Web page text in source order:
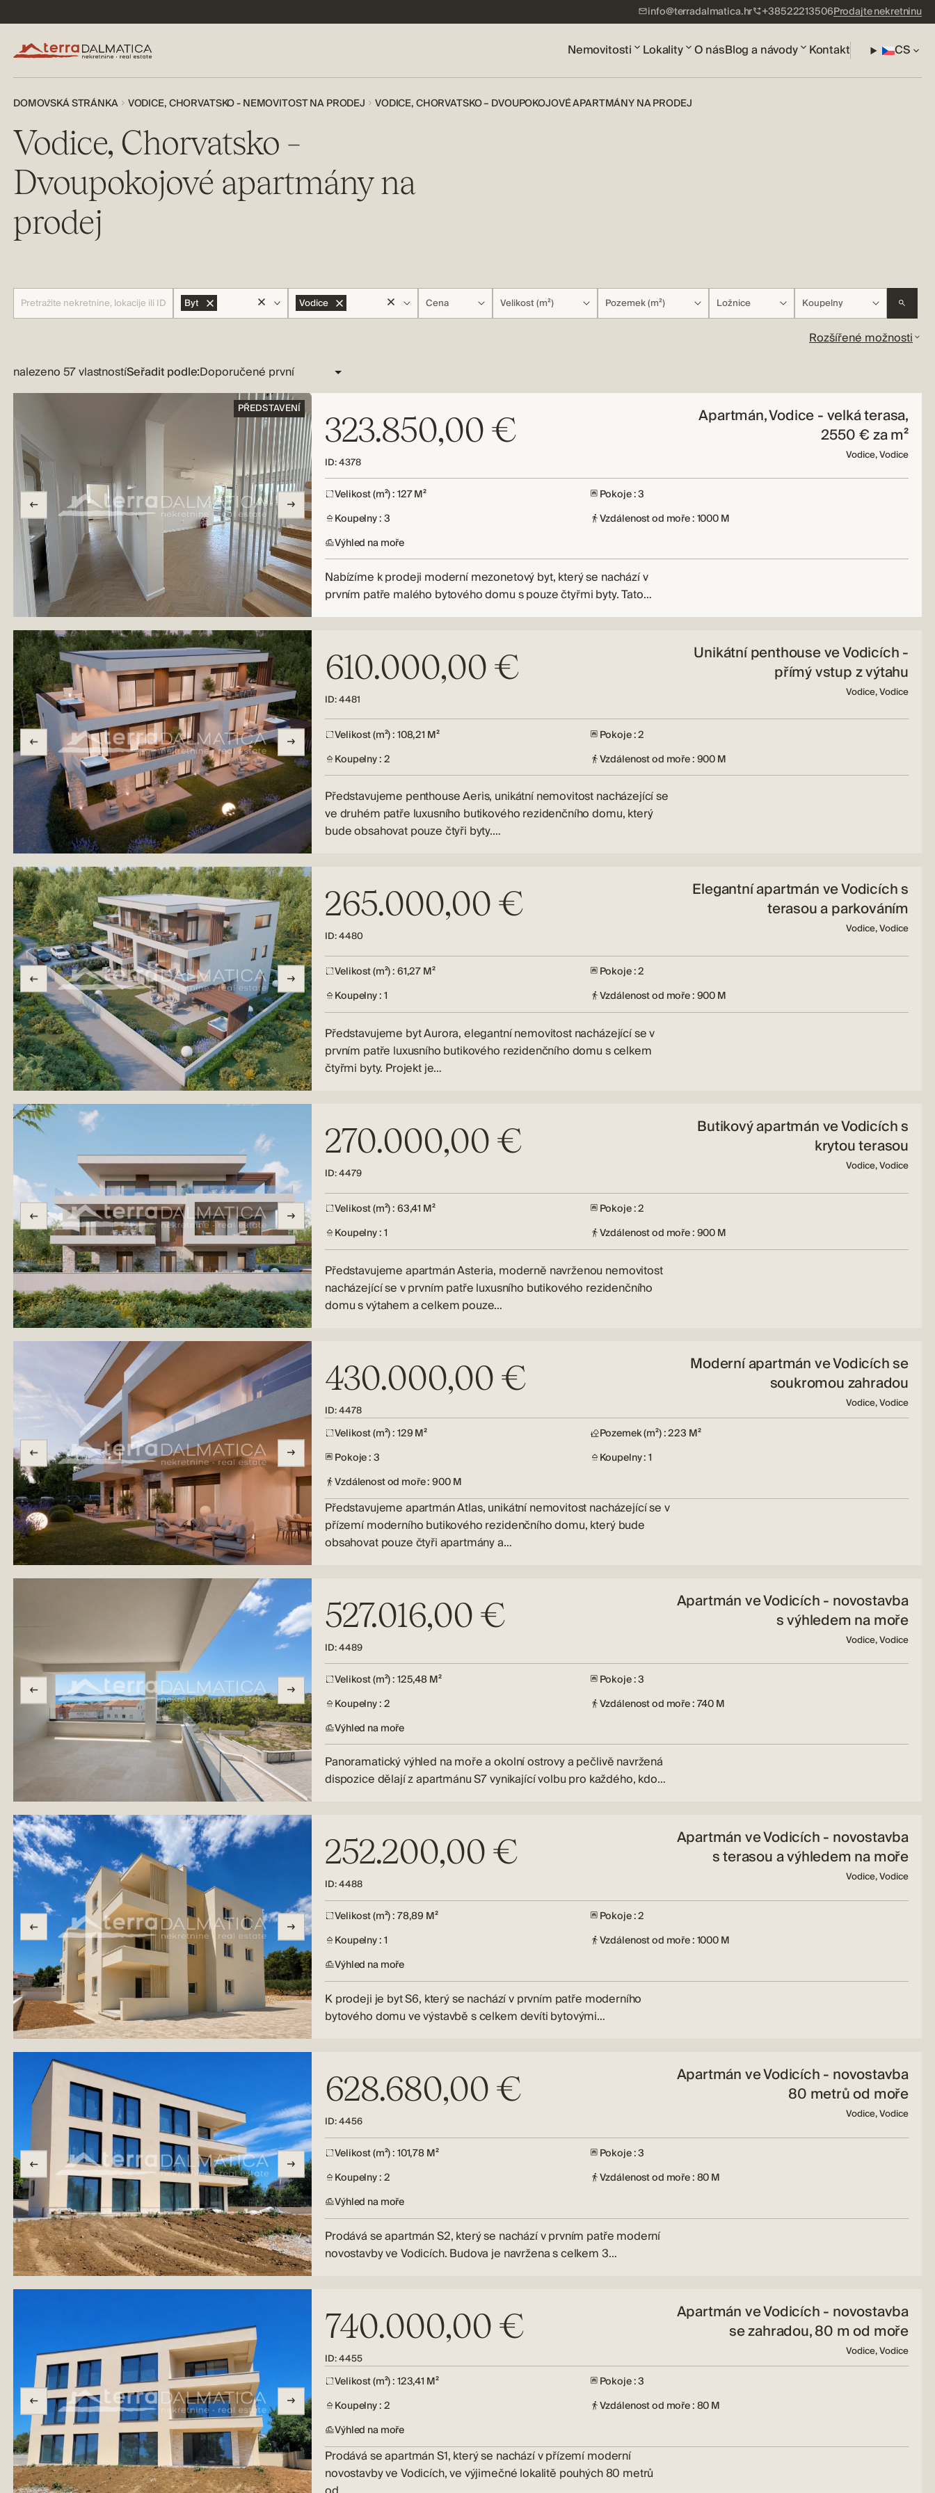
info@terradalmatica.hr +38522213506Prodajte nekretninu
Nemovitosti Lokality O násBlog a návody Kontakt CS
DOMOVSKÁ STRÁNKA VODICE, CHORVATSKO - NEMOVITOST NA PRODEJ VODICE, CHORVATSKO – DVOUPOKOJOVÉ APARTMÁNY NA PRODEJ
Vodice, Chorvatsko –
Dvoupokojové apartmány na
prodej
Byt Vodice Cena Velikost (m²) Pozemek (m²) Ložnice Koupelny
Rozšířené možnosti
nalezeno 57 vlastnostíSeřadit podle:
PŘEDSTAVENÍ
323.850,00 €
ID: 4378
Apartmán, Vodice - velká terasa,
2550 € za m²
Vodice, Vodice
Velikost (m²) : 127 M²
Pokoje : 3
Koupelny : 3
Vzdálenost od moře : 1000 M
Výhled na moře
Nabízíme k prodeji moderní mezonetový byt, který se nachází v
prvním patře malého bytového domu s pouze čtyřmi byty. Tato…
610.000,00 €
ID: 4481
Unikátní penthouse ve Vodicích -
přímý vstup z výtahu
Vodice, Vodice
Velikost (m²) : 108,21 M²
Pokoje : 2
Koupelny : 2
Vzdálenost od moře : 900 M
Představujeme penthouse Aeris, unikátní nemovitost nacházející se
ve druhém patře luxusního butikového rezidenčního domu, který
bude obsahovat pouze čtyři byty.…
265.000,00 €
ID: 4480
Elegantní apartmán ve Vodicích s
terasou a parkováním
Vodice, Vodice
Velikost (m²) : 61,27 M²
Pokoje : 2
Koupelny : 1
Vzdálenost od moře : 900 M
Představujeme byt Aurora, elegantní nemovitost nacházející se v
prvním patře luxusního butikového rezidenčního domu s celkem
čtyřmi byty. Projekt je…
270.000,00 €
ID: 4479
Butikový apartmán ve Vodicích s
krytou terasou
Vodice, Vodice
Velikost (m²) : 63,41 M²
Pokoje : 2
Koupelny : 1
Vzdálenost od moře : 900 M
Představujeme apartmán Asteria, moderně navrženou nemovitost
nacházející se v prvním patře luxusního butikového rezidenčního
domu s výtahem a celkem pouze…
430.000,00 €
ID: 4478
Moderní apartmán ve Vodicích se
soukromou zahradou
Vodice, Vodice
Velikost (m²) : 129 M²
Pozemek (m²) : 223 M²
Pokoje : 3
Koupelny : 1
Vzdálenost od moře : 900 M
Představujeme apartmán Atlas, unikátní nemovitost nacházející se v
přízemí moderního butikového rezidenčního domu, který bude
obsahovat pouze čtyři apartmány a…
527.016,00 €
ID: 4489
Apartmán ve Vodicích - novostavba
s výhledem na moře
Vodice, Vodice
Velikost (m²) : 125,48 M²
Pokoje : 3
Koupelny : 2
Vzdálenost od moře : 740 M
Výhled na moře
Panoramatický výhled na moře a okolní ostrovy a pečlivě navržená
dispozice dělají z apartmánu S7 vynikající volbu pro každého, kdo…
252.200,00 €
ID: 4488
Apartmán ve Vodicích - novostavba
s terasou a výhledem na moře
Vodice, Vodice
Velikost (m²) : 78,89 M²
Pokoje : 2
Koupelny : 1
Vzdálenost od moře : 1000 M
Výhled na moře
K prodeji je byt S6, který se nachází v prvním patře moderního
bytového domu ve výstavbě s celkem devíti bytovými…
628.680,00 €
ID: 4456
Apartmán ve Vodicích - novostavba
80 metrů od moře
Vodice, Vodice
Velikost (m²) : 101,78 M²
Pokoje : 3
Koupelny : 2
Vzdálenost od moře : 80 M
Výhled na moře
Prodává se apartmán S2, který se nachází v prvním patře moderní
novostavby ve Vodicích. Budova je navržena s celkem 3…
740.000,00 €
ID: 4455
Apartmán ve Vodicích - novostavba
se zahradou, 80 m od moře
Vodice, Vodice
Velikost (m²) : 123,41 M²
Pokoje : 3
Koupelny : 2
Vzdálenost od moře : 80 M
Výhled na moře
Prodává se apartmán S1, který se nachází v přízemí moderní
novostavby ve Vodicích, ve výjimečné lokalitě pouhých 80 metrů